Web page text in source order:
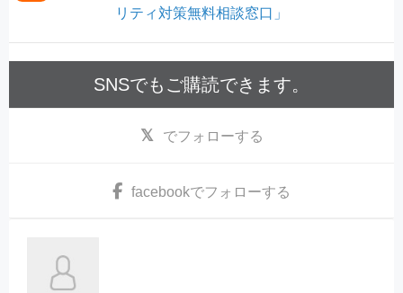
リティ対策無料相談窓口」
SNSでもご購読できます。
でフォローする
facebookでフォローする